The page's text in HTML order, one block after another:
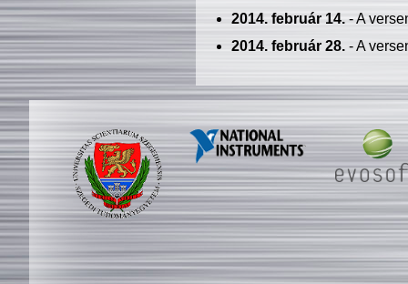
2014. február 14.- A
2014. február 28.- A